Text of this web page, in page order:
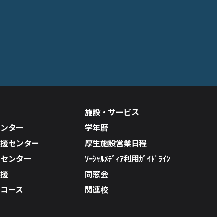
ター
センター
ンター
ース
施設・サービス
学年暦
厚生施設営業日程
ｿｰｼｬﾙﾒﾃﾞｨｱ利用ｶﾞｲﾄﾞﾗｲﾝ
同窓会
関連校